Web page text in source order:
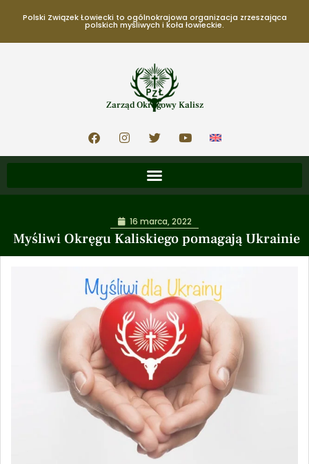
Polski Związek Łowiecki to ogólnokrajowa organizacja zrzeszająca
polskich myśliwych i koła łowieckie.
Zarząd Okręgowy Kalisz
Myśliwi Okręgu Kaliskiego pomagają Ukrainie
16 marca, 2022